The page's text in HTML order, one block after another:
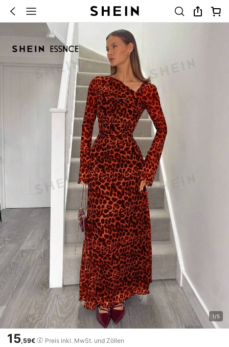
1/5
15,59€ Preis inkl. MwSt. und Zöllen